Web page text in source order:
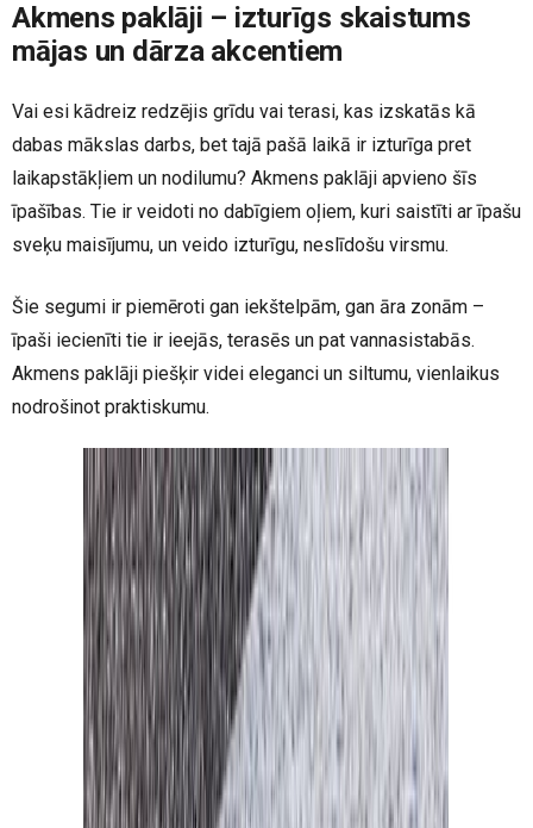
Akmens paklāji – izturīgs skaistums
mājas un dārza akcentiem
Vai esi kādreiz redzējis grīdu vai terasi, kas izskatās kā
dabas mākslas darbs, bet tajā pašā laikā ir izturīga pret
laikapstākļiem un nodilumu? Akmens paklāji apvieno šīs
īpašības. Tie ir veidoti no dabīgiem oļiem, kuri saistīti ar īpašu
sveķu maisījumu, un veido izturīgu, neslīdošu virsmu.
Šie segumi ir piemēroti gan iekštelpām, gan āra zonām –
īpaši iecienīti tie ir ieejās, terasēs un pat vannasistabās.
Akmens paklāji piešķir videi eleganci un siltumu, vienlaikus
nodrošinot praktiskumu.